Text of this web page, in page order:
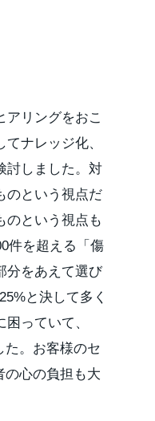
アリングをおこ
ナレッジ化、
討しました。対
のという視点だ
のという視点も
件を超える「傷
分をあえて選び
と決して多く
っていて、
た。お客様のセ
の心の負担も大